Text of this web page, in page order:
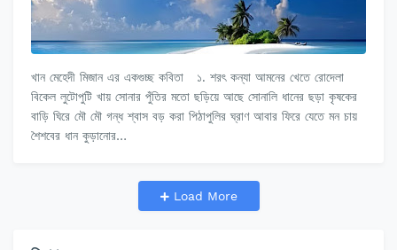
খান মেহেদী মিজান এর একগুচ্ছ কবিতা ১. শরৎ কন্যা আমনের খেতে রোদেলা
বিকেল লুটোপুটি খায় সোনার পুঁতির মতো ছড়িয়ে আছে সোনালি ধানের ছড়া কৃষকের
বাড়ি ঘিরে মৌ মৌ গন্ধ শ্বাস বড় করা পিঠাপুলির ঘ্রাণ আবার ফিরে যেতে মন চায়
শৈশবের ধান কুড়ানোর…
Load More